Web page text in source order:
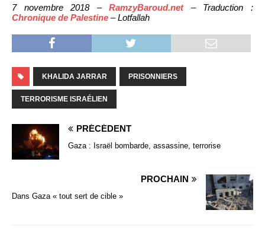
7 novembre 2018 –RamzyBaroud.net– Traduction :
Chronique de Palestine – Lotfallah
KHALIDA JARRAR PRISONNIERS
TERRORISME ISRAÉLIEN
PRÉCÉDENT
Gaza : Israël bombarde, assassine, terrorise
PROCHAIN
Dans Gaza « tout sert de cible »